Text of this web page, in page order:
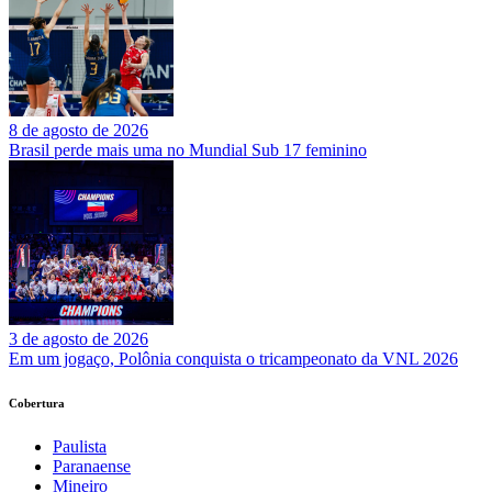
8 de agosto de 2026
Brasil perde mais uma no Mundial Sub 17 feminino
3 de agosto de 2026
Em um jogaço, Polônia conquista o tricampeonato da VNL 2026
Cobertura
Paulista
Paranaense
Mineiro